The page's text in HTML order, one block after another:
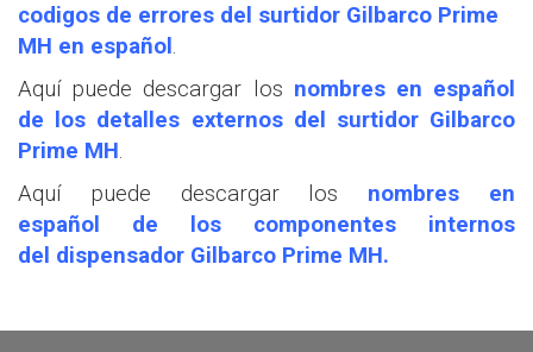
codigos de errores del surtidor Gilbarco Prime
MH en español .
Aquí puede descargar los nombres en español
de los detalles externos del surtidor Gilbarco
Prime MH.
Aquí puede descargar los nombres en
español de los componentes internos
del dispensador Gilbarco Prime MH.